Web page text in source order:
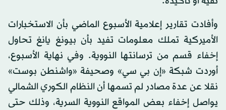
وأفادت تقارير إعلامية الأسبوع الماضي بأن الاستخبارات
الأميركية تملك معلومات تفيد بأن بيونغ يانغ تحاول
إخفاء قسم من ترسانتها النووية. وفي نهاية الأسبوع،
أوردت شبكة «إن بي سي» وصحيفة «واشنطن بوست»
نقلا عن عدة مصادر لم تسمها أن النظام الكوري الشمالي
يواصل إخفاء بعض المواقع النووية السرية، وذلك حتى